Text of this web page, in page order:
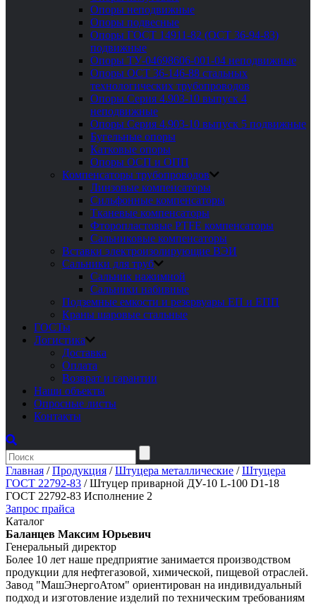
Опоры неподвижные
Опоры подвесные
Опоры ГОСТ 14911-82 (ОСТ 36-94-83)
подвижные
Опоры ТУ-04698606-001-04 неподвижные
Опоры ОСТ 36-146-88 стальных
технологических трубопроводов
Опоры Серия 4.903-10 выпуск 4
неподвижные
Опоры Серия 4.903-10 выпуск 5 подвижные
Бугельные опоры
Катковые опоры
Опоры ОСП и ОПП
Компенсаторы трубопроводов
Линзовые компенсаторы
Сильфонные компенсаторы
Тканевые компенсаторы
Фторопластовые PTFE компенсаторы
Сальниковые компенсаторы
Вставки электроизолирующие ВЭИ
Сальники для труб
Сальник нажимной
Сальники набивные
Подземные емкости и резервуары ЕП и ЕПП
Краны шаровые стальные
ГОСТы
Логистика
Доставка
Оплата
Возврат и гарантии
Наши объекты
Опросные листы
Контакты
Главная /Продукция /Штуцера металлические /Штуцера
ГОСТ 22792-83 /Штуцер приварной ДУ-10 L-100 D1-18
ГОСТ 22792-83 Исполнение 2
Запрос прайса
Каталог
Баланцев Максим Юрьевич
Генеральный директор
Более 10 лет наше предприятие занимается производством
продукции для нефтегазовой, химической, пищевой отраслей.
Завод "МашЭнергоАтом" ориентирован на индивидуальный
подход и изготовление изделий по техническим требованиям